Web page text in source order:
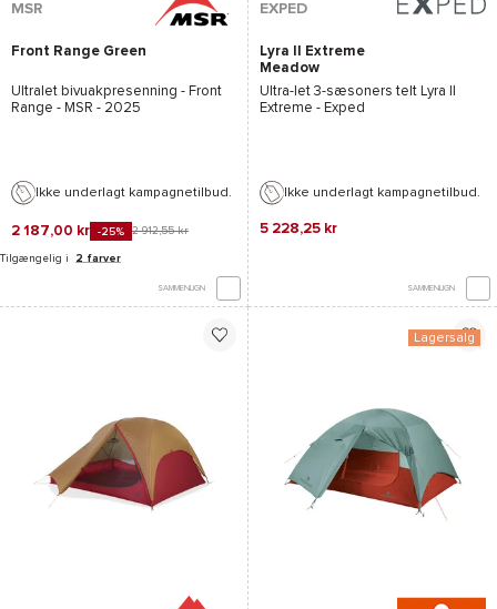
MSR
Front Range Green
Ultralet bivuakpresenning - Front
Range - MSR - 2025
Ikke underlagt kampagnetilbud.
2 187,00 kr -25% 2 912,55 kr
Tilgængelig i 2 farver
SAMMENLIGN
EXPED
Lyra II Extreme
Meadow
Ultra-let 3-sæsoners telt Lyra II
Extreme - Exped
Ikke underlagt kampagnetilbud.
5 228,25 kr
SAMMENLIGN
Lagersalg